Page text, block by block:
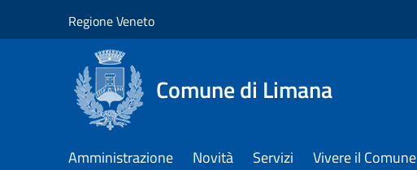
Regione Veneto
Comune di Limana
Amministrazione Novità Servizi Vivere il Comune